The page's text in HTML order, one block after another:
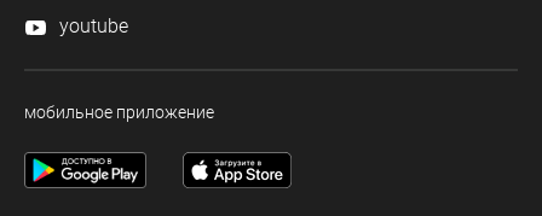
youtube
мобильное приложение